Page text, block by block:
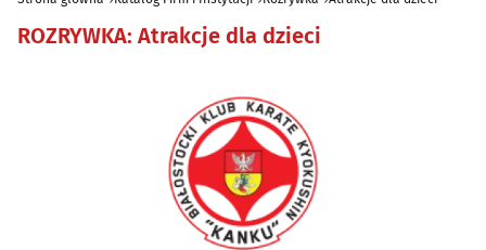
ROZRYWKA: Atrakcje dla dzieci